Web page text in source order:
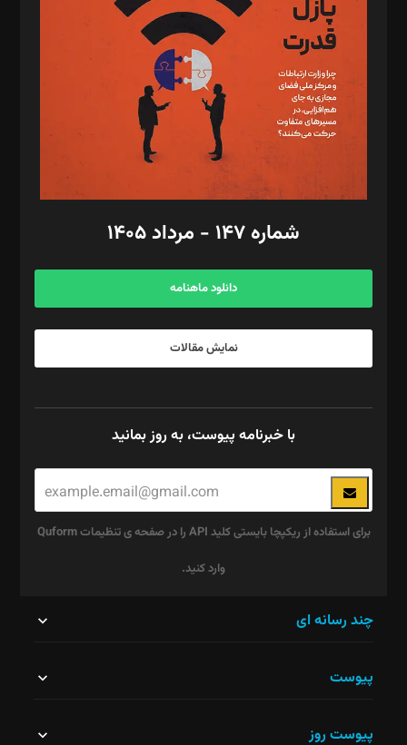
مصطفی مسجدی آرانی، ابوالفضل رجبی، زهرا فکرانه، فائزه فتحی
رستمی،مصطفی باستان
ویرایش: نگار استاد‌‌آقا
طراح یونیفرم: مجید توکلی
فیلمبرداری و عکاسی: امیر شفیعی، مانی لطفی زاده
گرافیک و صفحه‌آرایی: سید‌سبحان‌علی ثابت
مد‌یر توسعه تجاری: کامبیز برید‌
امور مالی: شاپور رهبری، محمد‌ کاظمی‌نیا
آگهی و مشترکین: ۰۹۱۹۹۹۹۰۴۵۴
شماره ۱۴۷ - مرداد ۱۴۰۵
دانلود ماهنامه
نمایش مقالات
با خبرنامه پیوست، به روز بمانید
برای استفاده از ریکپچا بایستی کلید API را در صفحه ی تنظیمات Quform
وارد کنید.
نباید
چند رسانه ای
پیوست
پیوست روز